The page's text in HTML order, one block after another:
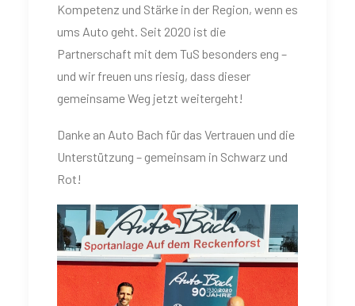
Kompetenz und Stärke in der Region, wenn es
ums Auto geht. Seit 2020 ist die
Partnerschaft mit dem TuS besonders eng –
und wir freuen uns riesig, dass dieser
gemeinsame Weg jetzt weitergeht!
Danke an Auto Bach für das Vertrauen und die
Unterstützung – gemeinsam in Schwarz und
Rot!